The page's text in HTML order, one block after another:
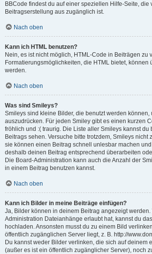
BBCode findest du auf einer speziellen Hilfe-Seite, die
Beitragserstellung aus zugänglich ist.
Nach oben
Kann ich HTML benutzen?
Nein, es ist nicht möglich, HTML-Code in Beiträgen zu
Formatierungsmöglichkeiten, die HTML bietet, können
werden.
Nach oben
Was sind Smileys?
Smileys sind kleine Bilder, die benutzt werden können,
auszudrücken. Für jeden Smiley gibt es einen kurzen
fröhlich und :( traurig. Die Liste aller Smileys kannst du
Beitrags sehen. Versuche bitte trotzdem, Smileys nicht
sie können einen Beitrag schnell unlesbar machen
deshalb deinen Beitrag entsprechend überarbeiten
Die Board-Administration kann auch die Anzahl der
in einem Beitrag benutzen kannst.
Nach oben
Kann ich Bilder in meine Beiträge einfügen?
Ja, Bilder können in deinem Beitrag angezeigt werden.
Administration Dateianhänge erlaubt hat, kannst du
hochladen. Ansonsten musst du zu einem Bild
öffentlich zugänglichen Server liegt, z. B. http://
Du kannst weder Bilder verlinken, die sich auf deinem
(außer es ist ein öffentlich zugänglicher Server), noch